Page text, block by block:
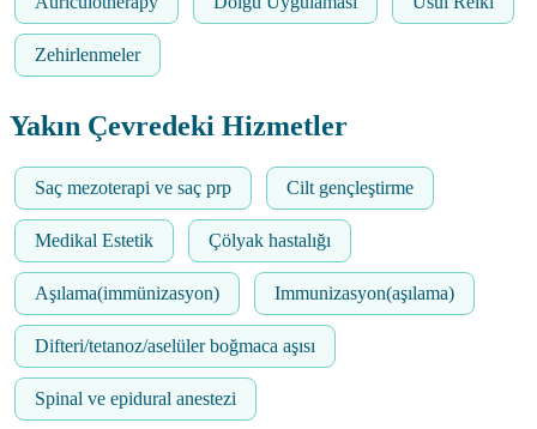
Zehirlenmeler
Yakın Çevredeki Hizmetler
Saç mezoterapi ve saç prp Cilt gençleştirme
Medikal Estetik Çölyak hastalığı
Aşılama(immünizasyon) Immunizasyon(aşılama)
Difteri/tetanoz/aselüler boğmaca aşısı
Spinal ve epidural anestezi